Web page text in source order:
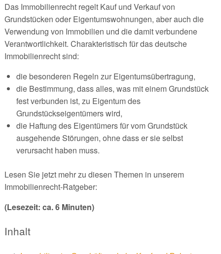
Das Immobilienrecht regelt Kauf und Verkauf von
Grundstücken oder Eigentumswohnungen, aber auch die
Verwendung von Immobilien und die damit verbundene
Verantwortlichkeit. Charakteristisch für das deutsche
Immobilienrecht sind:
die besonderen Regeln zur Eigentumsübertragung,
die Bestimmung, dass alles, was mit einem Grundstück
fest verbunden ist, zu Eigentum des
Grundstückseigentümers wird,
die Haftung des Eigentümers für vom Grundstück
ausgehende Störungen, ohne dass er sie selbst
verursacht haben muss.
Lesen Sie jetzt mehr zu diesen Themen in unserem
Immobilienrecht-Ratgeber:
(Lesezeit: ca. 6 Minuten)
Inhalt